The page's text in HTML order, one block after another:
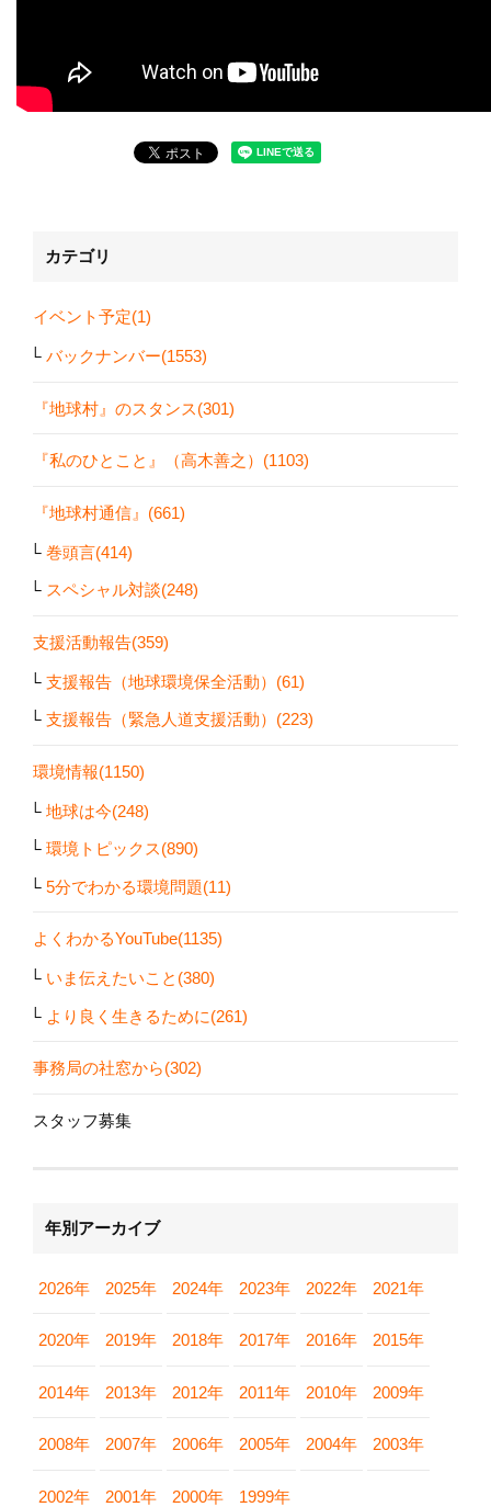
カテゴリ
イベント予定(1)
バックナンバー(1553)
『地球村』のスタンス(301)
『私のひとこと』（高木善之）(1103)
『地球村通信』(661)
巻頭言(414)
スペシャル対談(248)
支援活動報告(359)
支援報告（地球環境保全活動）(61)
支援報告（緊急人道支援活動）(223)
環境情報(1150)
地球は今(248)
環境トピックス(890)
5分でわかる環境問題(11)
よくわかるYouTube(1135)
いま伝えたいこと(380)
より良く生きるために(261)
事務局の社窓から(302)
スタッフ募集
年別アーカイブ
2026年 2025年 2024年 2023年 2022年 2021年
2020年 2019年 2018年 2017年 2016年 2015年
2014年 2013年 2012年 2011年 2010年 2009年
2008年 2007年 2006年 2005年 2004年 2003年
2002年 2001年 2000年 1999年